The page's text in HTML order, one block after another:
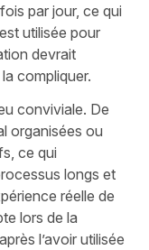
par jour, ce qui
utilisée pour
devrait
compliquer.
conviviale. De
organisées ou
ce qui
longs et
réelle de
lors de la
l’avoir utilisée